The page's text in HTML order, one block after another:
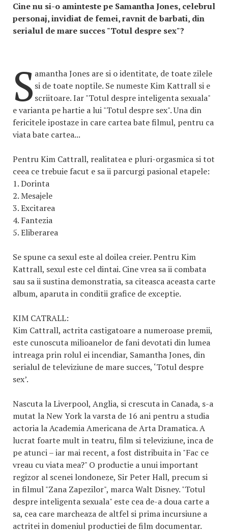
Cine nu si-o aminteste pe Samantha Jones, celebrul
personaj, invidiat de femei, ravnit de barbati, din
serialul de mare succes "Totul despre sex"?
S amantha Jones are si o identitate, de toate zilele
si de toate noptile. Se numeste Kim Kattrall si e
scriitoare. Iar "Totul despre inteligenta sexuala"
e varianta pe hartie a lui "Totul despre sex". Una din
fericitele ipostaze in care cartea bate filmul, pentru ca
viata bate cartea...
Pentru Kim Cattrall, realitatea e pluri-orgasmica si tot
ceea ce trebuie facut e sa ii parcurgi pasional etapele:
1. Dorinta
2. Mesajele
3. Excitarea
4. Fantezia
5. Eliberarea
Se spune ca sexul este al doilea creier. Pentru Kim
Kattrall, sexul este cel dintai. Cine vrea sa ii combata
sau sa ii sustina demonstratia, sa citeasca aceasta carte
album, aparuta in conditii grafice de exceptie.
KIM CATRALL:
Kim Cattrall, actrita castigatoare a numeroase premii,
este cunoscuta milioanelor de fani devotati din lumea
intreaga prin rolul ei incendiar, Samantha Jones, din
serialul de televiziune de mare succes, ‘Totul despre
sex’.
Nascuta la Liverpool, Anglia, si crescuta in Canada, s-a
mutat la New York la varsta de 16 ani pentru a studia
actoria la Academia Americana de Arta Dramatica. A
lucrat foarte mult in teatru, film si televiziune, inca de
pe atunci – iar mai recent, a fost distribuita in "Fac ce
vreau cu viata mea?" O productie a unui important
regizor al scenei londoneze, Sir Peter Hall, precum si
in filmul "Zana Zapezilor", marca Walt Disney. "Totul
despre inteligenta sexuala" este cea de-a doua carte a
sa, cea care marcheaza de altfel si prima incursiune a
actritei in domeniul productiei de film documentar.